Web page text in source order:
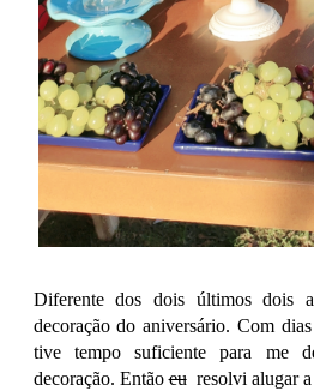
Diferente dos dois últimos dois
decoração do aniversário. Com
tive tempo suficiente para me
decoração. Entãoeuresolvi alugar a